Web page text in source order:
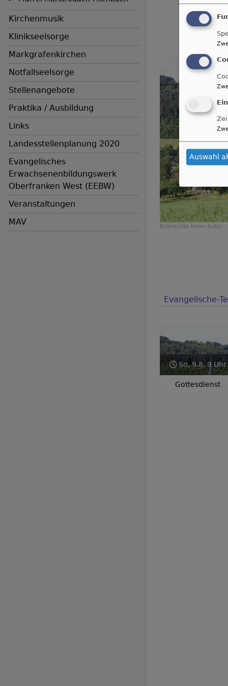
Kirchenmusik
Klinikseelsorge
Markgrafenkirchen
Notfallseelsorge
Stellenangebote
Praktika / Ausbildung
Links
Landesstellenplanung 2020
Evangelisches
Erwachsenenbildungswerk
Oberfranken West (EEBW)
Veranstaltungen
MAV
Bildrechte beim Autor
Evangelische-
So, 9.8. 9 Uhr
Auswahl